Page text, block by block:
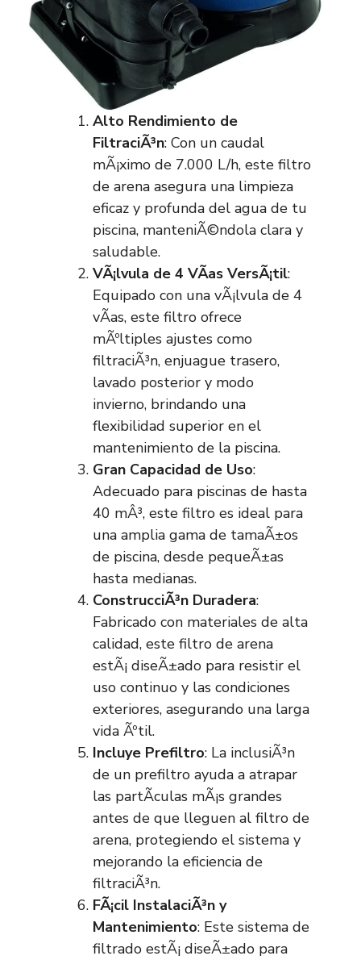
Alto Rendimiento de
FiltraciÃ³n: Con un caudal
mÃ¡ximo de 7.000 L/h, este filtro
de arena asegura una limpieza
eficaz y profunda del agua de tu
piscina, manteniÃ©ndola clara y
saludable.
VÃ¡lvula de 4 VÃ­as VersÃ¡til:
Equipado con una vÃ¡lvula de 4
vÃ­as, este filtro ofrece
mÃºltiples ajustes como
filtraciÃ³n, enjuague trasero,
lavado posterior y modo
invierno, brindando una
flexibilidad superior en el
mantenimiento de la piscina.
Gran Capacidad de Uso:
Adecuado para piscinas de hasta
40 mÂ³, este filtro es ideal para
una amplia gama de tamaÃ±os
de piscina, desde pequeÃ±as
hasta medianas.
ConstrucciÃ³n Duradera:
Fabricado con materiales de alta
calidad, este filtro de arena
estÃ¡ diseÃ±ado para resistir el
uso continuo y las condiciones
exteriores, asegurando una larga
vida Ãºtil.
Incluye Prefiltro: La inclusiÃ³n
de un prefiltro ayuda a atrapar
las partÃ­culas mÃ¡s grandes
antes de que lleguen al filtro de
arena, protegiendo el sistema y
mejorando la eficiencia de
filtraciÃ³n.
FÃ¡cil InstalaciÃ³n y
Mantenimiento: Este sistema de
filtrado estÃ¡ diseÃ±ado para